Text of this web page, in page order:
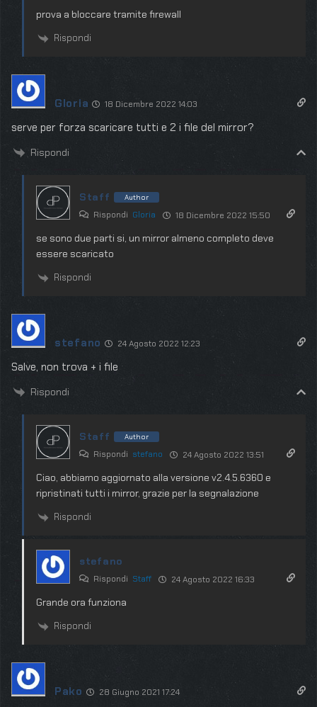
prova a bloccare tramite firewall
Rispondi
Gloria 18 Dicembre 2022 14:03
serve per forza scaricare tutti e 2 i file del mirror?
Rispondi
Staff Author
Rispondi Gloria 18 Dicembre 2022 15:50
se sono due parti si, un mirror almeno completo deve
essere scaricato
Rispondi
stefano 24 Agosto 2022 12:23
Salve, non trova + i file
Rispondi
Staff Author
Rispondi stefano 24 Agosto 2022 13:51
Ciao, abbiamo aggiornato alla versione v2.4.5.6360 e
ripristinati tutti i mirror, grazie per la segnalazione
Rispondi
stefano
Rispondi Staff 24 Agosto 2022 16:33
Grande ora funziona
Rispondi
Pako 28 Giugno 2021 17:24